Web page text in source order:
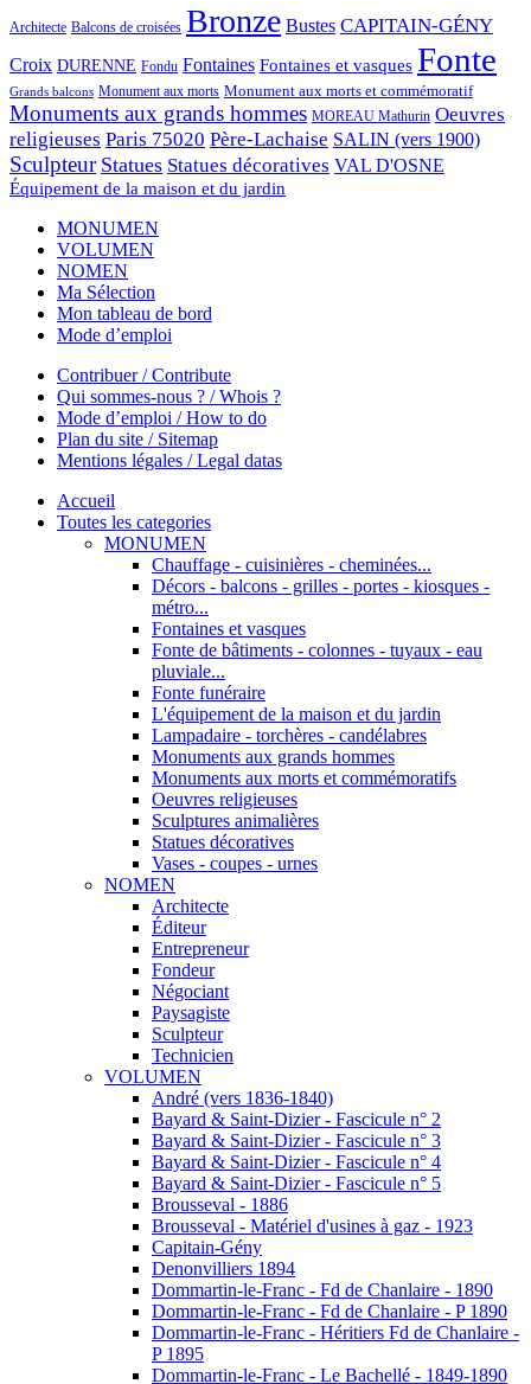
Architecte Balcons de croisées Bronze Bustes CAPITAIN-GÉNY
Croix DURENNE Fondu Fontaines Fontaines et vasques Fonte
Grands balcons Monument aux morts Monument aux morts et commémoratif
Monuments aux grands hommes MOREAU Mathurin Oeuvres
religieuses Paris 75020 Père-Lachaise SALIN (vers 1900)
Sculpteur Statues Statues décoratives VAL D'OSNE
Équipement de la maison et du jardin
MONUMEN
VOLUMEN
NOMEN
Ma Sélection
Mon tableau de bord
Mode d’emploi
Contribuer / Contribute
Qui sommes-nous ? / Whois ?
Mode d’emploi / How to do
Plan du site / Sitemap
Mentions légales / Legal datas
Accueil
Toutes les categories
MONUMEN
Chauffage - cuisinières - cheminées...
Décors - balcons - grilles - portes - kiosques -
métro...
Fontaines et vasques
Fonte de bâtiments - colonnes - tuyaux - eau
pluviale...
Fonte funéraire
L'équipement de la maison et du jardin
Lampadaire - torchères - candélabres
Monuments aux grands hommes
Monuments aux morts et commémoratifs
Oeuvres religieuses
Sculptures animalières
Statues décoratives
Vases - coupes - urnes
NOMEN
Architecte
Éditeur
Entrepreneur
Fondeur
Négociant
Paysagiste
Sculpteur
Technicien
VOLUMEN
André (vers 1836-1840)
Bayard & Saint-Dizier - Fascicule n° 2
Bayard & Saint-Dizier - Fascicule n° 3
Bayard & Saint-Dizier - Fascicule n° 4
Bayard & Saint-Dizier - Fascicule n° 5
Brousseval - 1886
Brousseval - Matériel d'usines à gaz - 1923
Capitain-Gény
Denonvilliers 1894
Dommartin-le-Franc - Fd de Chanlaire - 1890
Dommartin-le-Franc - Fd de Chanlaire - P 1890
Dommartin-le-Franc - Héritiers Fd de Chanlaire -
P 1895
Dommartin-le-Franc - Le Bachellé - 1849-1890